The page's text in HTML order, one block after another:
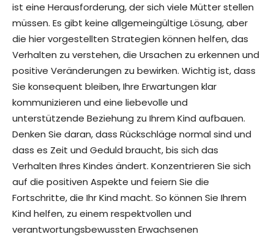
ist eine Herausforderung, der sich viele Mütter stellen
müssen. Es gibt keine allgemeingültige Lösung, aber
die hier vorgestellten Strategien können helfen, das
Verhalten zu verstehen, die Ursachen zu erkennen und
positive Veränderungen zu bewirken. Wichtig ist, dass
Sie konsequent bleiben, Ihre Erwartungen klar
kommunizieren und eine liebevolle und
unterstützende Beziehung zu Ihrem Kind aufbauen.
Denken Sie daran, dass Rückschläge normal sind und
dass es Zeit und Geduld braucht, bis sich das
Verhalten Ihres Kindes ändert. Konzentrieren Sie sich
auf die positiven Aspekte und feiern Sie die
Fortschritte, die Ihr Kind macht. So können Sie Ihrem
Kind helfen, zu einem respektvollen und
verantwortungsbewussten Erwachsenen